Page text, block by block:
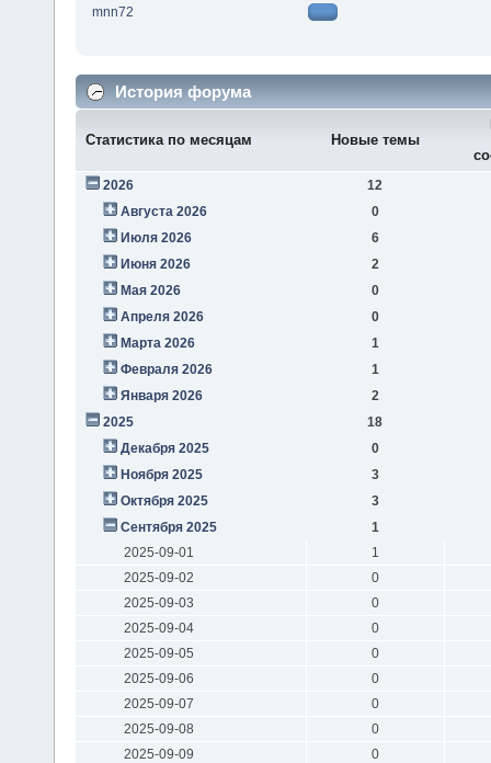
mnn72
История форума
Статистика по месяцам Новые темы
2026
12
Августа 2026
0
Июля 2026
6
Июня 2026
2
Мая 2026
0
Апреля 2026
0
Марта 2026
1
Февраля 2026
1
Января 2026
2
2025
18
Декабря 2025
0
Ноября 2025
3
Октября 2025
3
Сентября 2025
1
2025-09-01
1
2025-09-02
0
2025-09-03
0
2025-09-04
0
2025-09-05
0
2025-09-06
0
2025-09-07
0
2025-09-08
0
2025-09-09
0